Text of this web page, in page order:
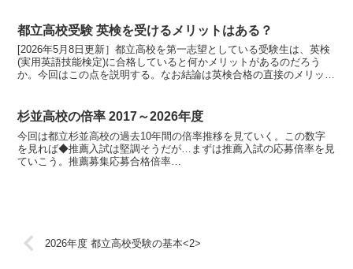
都立高校受験 英検を受けるメリットはある？
[2026年5月8日更新］都立高校を第一志望としている受験生は、英検
(実用英語技能検定)に合格していると何かメリットがあるのだろう
か。今回はこの点を説明する。なお結論は英検合格の直接のメリット
杉並高校の倍率 2017～2026年度
今回は都立杉並高校の過去10年間の倍率推移を見ていく。この数字
を見れば◆推薦入試は堅調そうだが…まずは推薦入試の応募倍率を見
ていこう。推薦募集応募合格倍率
2026年度 都立高校受験の基本<2>